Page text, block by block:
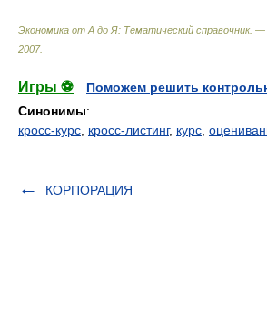
Экономика от А до Я: Тематический справочник.
2007.
Игры ⚽
Поможем решить
Синонимы:
кросс-курс кросс-листинг, курс
КОРПОРАЦИЯ